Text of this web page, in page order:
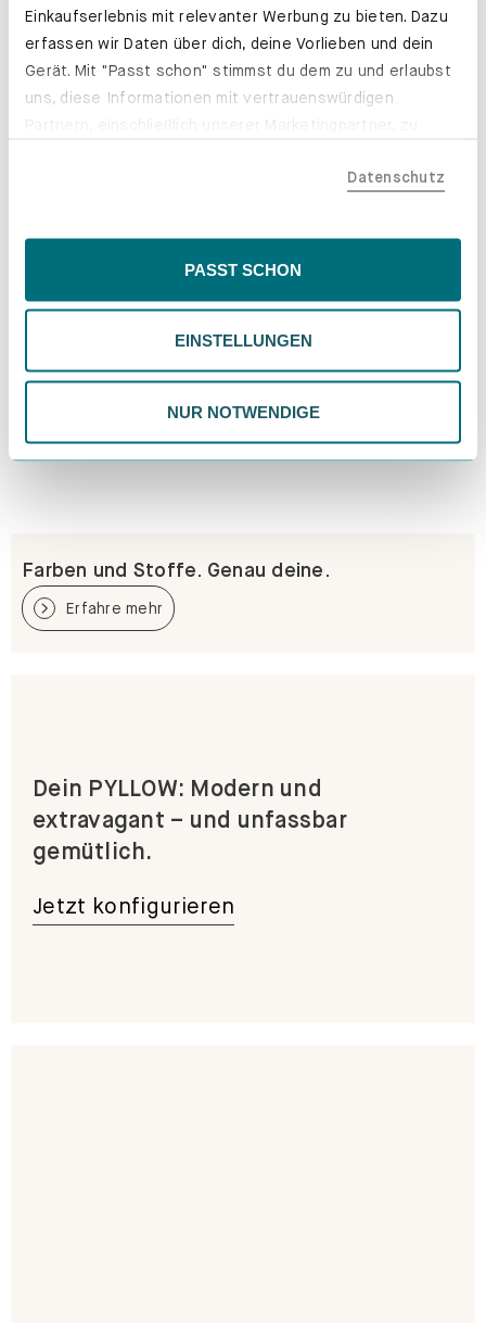
Einkaufserlebnis mit relevanter Werbung zu bieten. Dazu
erfassen wir Daten über dich, deine Vorlieben und dein
Gerät. Mit "Passt schon" stimmst du dem zu und erlaubst
uns, diese Informationen mit vertrauenswürdigen
der EU, beispielsweise in den USA, verarbeitet werden
Inhalte eingeschränkt sein könnten. Wähle
deiner Präferenzen. Du kannst deine Wahl jederzeit
ändern. Weitere Informationen findest du in unserer
Datenschutzrichtlinie.
Datenschutz
PASST SCHON
EINSTELLUNGEN
NUR NOTWENDIGE
Mach ein Bett aus deinem PYLLOW!
Farben und Stoffe. Genau deine.
Erfahre mehr
Dein PYLLOW: Modern und
extravagant – und unfassbar
gemütlich.
Jetzt konfigurieren